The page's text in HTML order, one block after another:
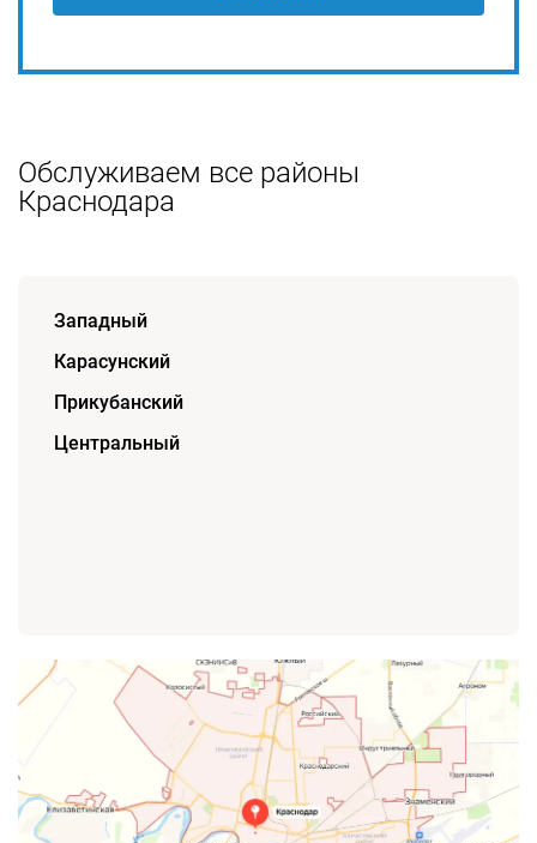
Обслуживаем все районы
Краснодара
Западный
Карасунский
Прикубанский
Центральный